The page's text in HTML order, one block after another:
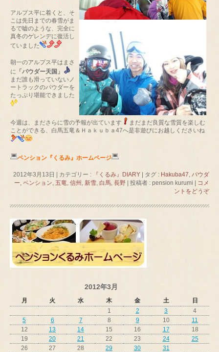
アルプス平に着くと、そ
こは先日までの春雪がま
るで嘘のような、完全に
真冬のゲレンデに復活し
ていました
朝一のアルプス平はまさ
に 「パウダー天国」
まだ誰も滑っていないノ
ートラックのパウダーを
たっぷり堪能できました
今週は、まださらに雪の予報が出ています
まだまだ良質な雪質を楽しむ
ことができる、白馬五竜＆Ｈａｋｕｂａ47へ是非遊びにお越しくださいね
ペンション『くるみ』ホームページ
2012年3月13日 カテゴリー : 『くるみ』DIARY タグ : Hakuba47, パウダ
ー, ペンション, 五竜, 信州 , 新雪, 白馬, 長野 投稿者 : pension kurumi
コメ
ントをどうぞ
2012年3月
月 火 水 木 金 土 日
1 2 3
4
5
6 7 8 9 10
11
12
13 14 15 16 17
18
19
20 21 22 23 24
25
26
27 28 29 30 31